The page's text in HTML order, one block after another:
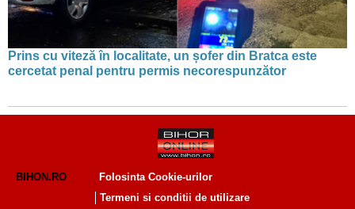
Prins cu viteză în localitate, un șofer din Bratca este
cercetat penal pentru permis necorespunzător
BIHON.RO
Folosinta Cookie-urilor
Termeni si conditii de utilizare